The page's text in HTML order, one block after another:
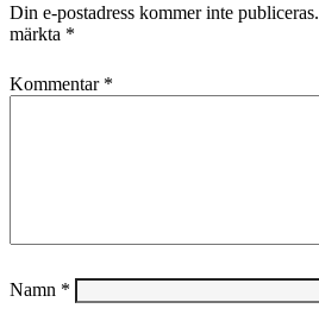
Din e-postadress kommer inte publiceras.
märkta *
Kommentar *
Namn *